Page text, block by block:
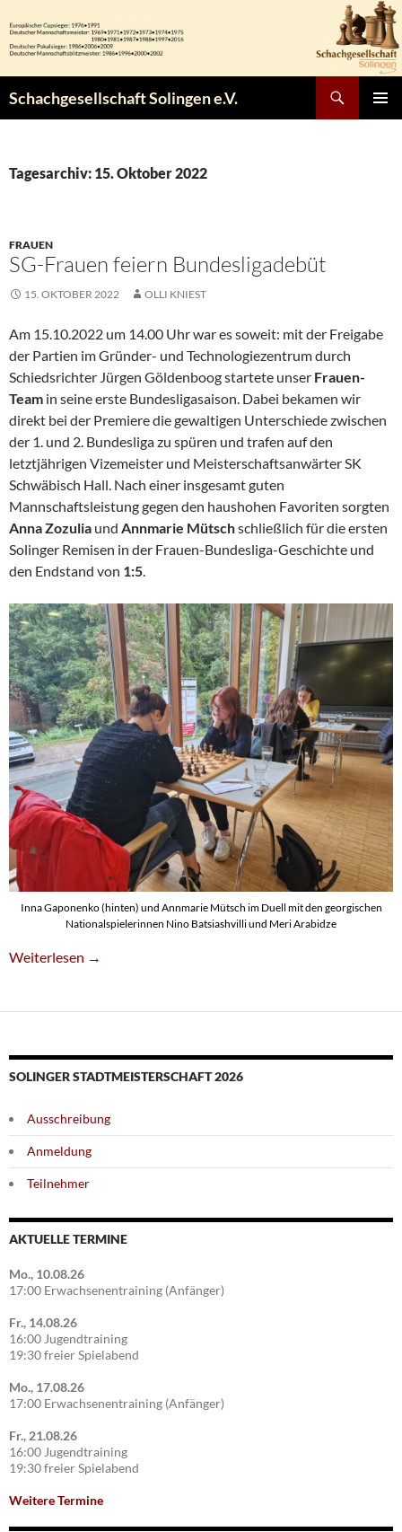
Inhalt
springen
Schachgesellschaft Solingen e.V.
Tagesarchiv: 15. Oktober 2022
FRAUEN
SG-Frauen feiern Bundesligadebüt
15. OKTOBER 2022 OLLI KNIEST
Am 15.10.2022 um 14.00 Uhr war es soweit: mit der Freigabe
der Partien im Gründer- und Technologiezentrum durch
Schiedsrichter Jürgen Göldenboog startete unser Frauen-
Team in seine erste Bundesligasaison. Dabei bekamen wir
direkt bei der Premiere die gewaltigen Unterschiede zwischen
der 1. und 2. Bundesliga zu spüren und trafen auf den
letztjährigen Vizemeister und Meisterschaftsanwärter SK
Schwäbisch Hall. Nach einer insgesamt guten
Mannschaftsleistung gegen den haushohen Favoriten sorgten
Anna Zozulia und Annmarie Mütschschließlich für die ersten
Solinger Remisen in der Frauen-Bundesliga-Geschichte und
den Endstand von 1:5.
Inna Gaponenko (hinten) und Annmarie Mütsch im Duell mit den georgischen
Nationalspielerinnen Nino Batsiashvilli und Meri Arabidze
SG-Frauen Feiern Bundesligadebüt
Weiterlesen →
SOLINGER STADTMEISTERSCHAFT 2026
Ausschreibung
Anmeldung
Teilnehmer
AKTUELLE TERMINE
Mo., 10.08.26
17:00 Erwachsenentraining (Anfänger)
Fr., 14.08.26
16:00 Jugendtraining
19:30 freier Spielabend
Mo., 17.08.26
17:00 Erwachsenentraining (Anfänger)
Fr., 21.08.26
16:00 Jugendtraining
19:30 freier Spielabend
Weitere Termine